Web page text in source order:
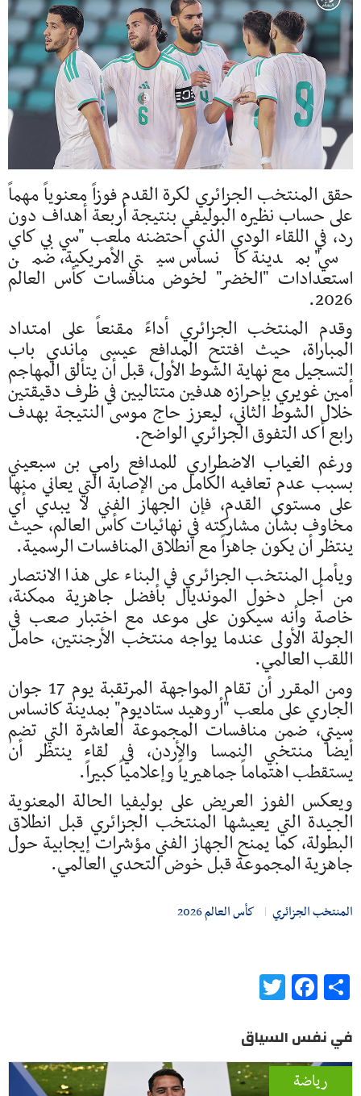
حقق المنتخب الجزائري لكرة القدم فوزاً معنوياً مهماً
على حساب نظيره البوليفي بنتيجة أربعة أهداف دون
رد، في اللقاء الودي الذي احتضنه ملعب "سي بي كاي
سي" بمدينة كانساس سيتي الأمريكية، ضمن
استعدادات "الخضر" لخوض منافسات كأس العالم
2026.
وقدم المنتخب الجزائري أداءً مقنعاً على امتداد
المباراة، حيث افتتح المدافع عيسى ماندي باب
التسجيل مع نهاية الشوط الأول، قبل أن يتألق المهاجم
أمين غويري بإحرازه هدفين متتاليين في ظرف دقيقتين
خلال الشوط الثاني، ليعزز حاج موسى النتيجة بهدف
رابع أكد التفوق الجزائري الواضح.
ورغم الغياب الاضطراري للمدافع رامي بن سبعيني
بسبب عدم تعافيه الكامل من الإصابة التي يعاني منها
على مستوى القدم، فإن الجهاز الفني لا يبدي أي
مخاوف بشأن مشاركته في نهائيات كأس العالم، حيث
ينتظر أن يكون جاهزاً مع انطلاق المنافسات الرسمية.
ويأمل المنتخب الجزائري في البناء على هذا الانتصار
من أجل دخول المونديال بأفضل جاهزية ممكنة،
خاصة وأنه سيكون على موعد مع اختبار صعب في
الجولة الأولى عندما يواجه منتخب الأرجنتين، حامل
اللقب العالمي.
ومن المقرر أن تقام المواجهة المرتقبة يوم 17 جوان
الجاري على ملعب "أروهيد ستاديوم" بمدينة كانساس
سيتي، ضمن منافسات المجموعة العاشرة التي تضم
أيضاً منتخبي النمسا والأردن، في لقاء ينتظر أن
يستقطب اهتماماً جماهيرياً وإعلامياً كبيراً.
ويعكس الفوز العريض على بوليفيا الحالة المعنوية
الجيدة التي يعيشها المنتخب الجزائري قبل انطلاق
البطولة، كما يمنح الجهاز الفني مؤشرات إيجابية حول
جاهزية المجموعة قبل خوض التحدي العالمي.
المنتخب الجزائري كأس العالم 2026
Share
Facebook
في نفس السياق
رياضة